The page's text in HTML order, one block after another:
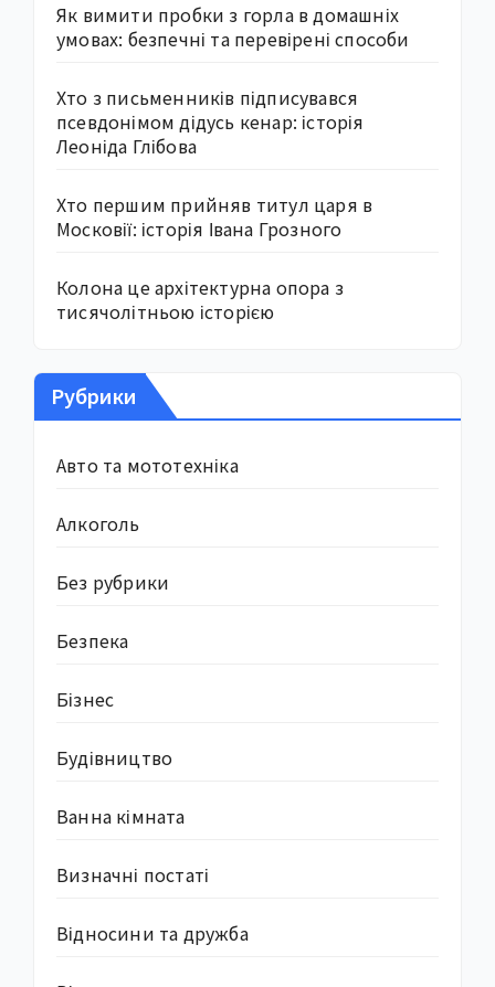
Як вимити пробки з горла в домашніх
умовах: безпечні та перевірені способи
Хто з письменників підписувався
псевдонімом дідусь кенар: історія
Леоніда Глібова
Хто першим прийняв титул царя в
Московії: історія Івана Грозного
Колона це архітектурна опора з
тисячолітньою історією
Рубрики
Авто та мототехніка
Алкоголь
Без рубрики
Безпека
Бізнес
Будівництво
Ванна кімната
Визначні постаті
Відносини та дружба